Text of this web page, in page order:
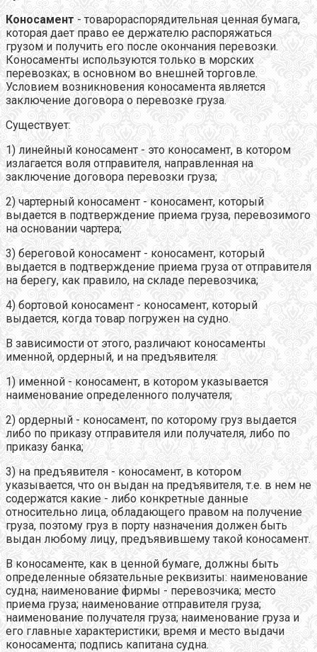
Коносамент - товарораспорядительная ценная бумага,
которая дает право ее держателю распоряжаться
грузом и получить его после окончания перевозки.
Коносаменты используются только в морских
перевозках; в основном во внешней торговле.
Условием возникновения коносамента является
заключение договора о перевозке груза.
Существует:
1) линейный коносамент - это коносамент, в котором
излагается воля отправителя, направленная на
заключение договора перевозки груза;
2) чартерный коносамент - коносамент, который
выдается в подтверждение приема груза, перевозимого
на основании чартера;
3) береговой коносамент - коносамент, который
выдается в подтверждение приема груза от отправителя
на берегу, как правило, на складе перевозчика;
4) бортовой коносамент - коносамент, который
выдается, когда товар погружен на судно.
В зависимости от этого, различают коносаменты
именной, ордерный, и на предъявителя:
1) именной - коносамент, в котором указывается
наименование определенного получателя;
2) ордерный - коносамент, по которому груз выдается
либо по приказу отправителя или получателя, либо по
приказу банка;
3) на предъявителя - коносамент, в котором
указывается, что он выдан на предъявителя, т.е. в нем не
содержатся какие - либо конкретные данные
относительно лица, обладающего правом на получение
груза, поэтому груз в порту назначения должен быть
выдан любому лицу, предъявившему такой коносамент.
В коносаменте, как в ценной бумаге, должны быть
определенные обязательные реквизиты: наименование
судна; наименование фирмы - перевозчика; место
приема груза; наименование отправителя груза;
наименование получателя груза; наименование груза и
его главные характеристики; время и место выдачи
коносамента; подпись капитана судна.